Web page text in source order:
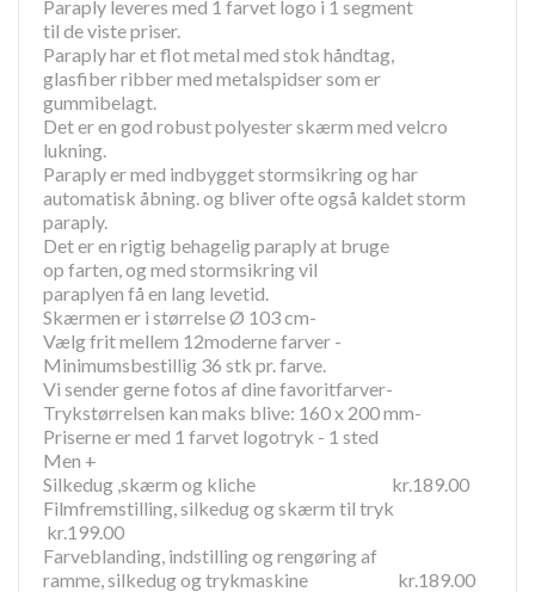
Paraply leveres med 1 farvet logo i 1 segment
til de viste priser.
Paraply har et flot metal med stok håndtag,
glasfiber ribber med metalspidser som er
gummibelagt.
Det er en god robust polyester skærm med velcro
lukning.
Paraply er med indbygget stormsikring og har
automatisk åbning. og bliver ofte også kaldet storm
paraply.
Det er en rigtig behagelig paraply at bruge
op farten, og med stormsikring vil
paraplyen få en lang levetid.
Skærmen er i størrelse Ø 103 cm-
Vælg frit mellem 12moderne farver -
Minimumsbestillig 36 stk pr. farve.
Vi sender gerne fotos af dine favoritfarver-
Trykstørrelsen kan maks blive: 160 x 200 mm-
Priserne er med 1 farvet logotryk - 1 sted
Men +
Silkedug ,skærm og kliche kr.189.00
Filmfremstilling, silkedug og skærm til tryk
kr.199.00
Farveblanding, indstilling og rengøring af
ramme, silkedug og trykmaskine kr.189.00